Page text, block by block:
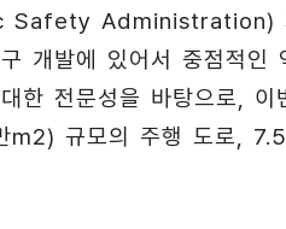
Administration) 차
개발에 있어서 중점적
한 전문성을 바탕으로,
m2) 규모의 주행 도로,